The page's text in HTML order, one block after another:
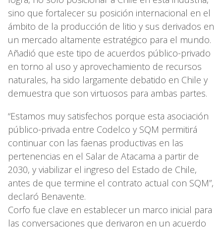
sino que fortalecer su posición internacional en el
ámbito de la producción de litio y sus derivados en
un mercado altamente estratégico para el mundo.
Añadió que este tipo de acuerdos público-privado
en torno al uso y aprovechamiento de recursos
naturales, ha sido largamente debatido en Chile y
demuestra que son virtuosos para ambas partes.
“Estamos muy satisfechos porque esta asociación
público-privada entre Codelco y SQM permitirá
continuar con las faenas productivas en las
pertenencias en el Salar de Atacama a partir de
2030, y viabilizar el ingreso del Estado de Chile,
antes de que termine el contrato actual con SQM”,
declaró Benavente.
Corfo fue clave en establecer un marco inicial para
las conversaciones que derivaron en un acuerdo